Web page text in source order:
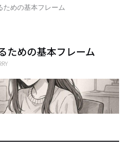
ための基本フレーム
ための基本フレーム